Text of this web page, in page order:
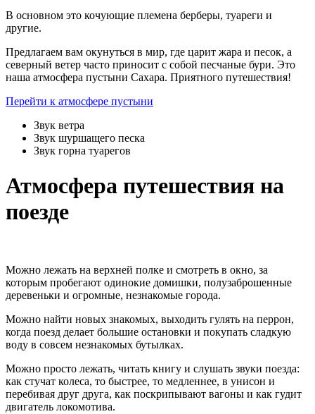
В основном это кочующие племена берберы, туареги и
другие.
Предлагаем вам окунуться в мир, где царит жара и песок, а
северный ветер часто приносит с собой песчаные бури. Это
наша атмосфера пустыни Сахара. Приятного путешествия!
Перейти к атмосфере пустыни
Звук ветра
Звук шуршащего песка
Звук горна туарегов
Атмосфера путешествия на
поезде
Можно лежать на верхней полке и смотреть в окно, за
которым пробегают одинокие домишки, полузаброшенные
деревеньки и огромные, незнакомые города.
Можно найти новых знакомых, выходить гулять на перрон,
когда поезд делает большие остановки и покупать сладкую
воду в совсем незнакомых бутылках.
Можно просто лежать, читать книгу и слушать звуки поезда:
как стучат колеса, то быстрее, то медленнее, в унисон и
перебивая друг друга, как поскрипывают вагоны и как гудит
двигатель локомотива.